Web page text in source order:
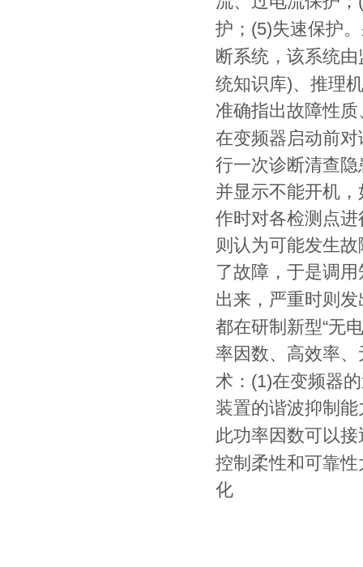
护； (5)失速保护
断系统，该系统
统知识库)、推理
准确指出故障性
在变频器启动前
行一次诊断清查
并显示不能开机
作时对各检测点
则认为可能发生
了故障，于是调
出来，严重时则
都在研制新型“无
率因数、高效率
术： (1)在变频器
装置的谐波抑制
此功率因数可以接
控制柔性和可靠
化